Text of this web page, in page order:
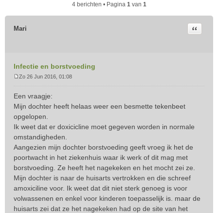
4 berichten • Pagina 1van 1
Mari
Infectie en borstvoeding
Citeer
r
c
h
t
Zo 26 Jun 2016, 01:08
Een vraagje:
Mijn dochter heeft helaas weer een besmette tekenbeet
opgelopen.
Ik weet dat er doxicicline moet gegeven worden in normale
omstandigheden.
Aangezien mijn dochter borstvoeding geeft vroeg ik het de
poortwacht in het ziekenhuis waar ik werk of dit mag met
borstvoeding. Ze heeft het nagekeken en het mocht zei ze.
Mijn dochter is naar de huisarts vertrokken en die schreef
amoxiciline voor. Ik weet dat dit niet sterk genoeg is voor
volwassenen en enkel voor kinderen toepasselijk is. maar de
huisarts zei dat ze het nagekeken had op de site van het